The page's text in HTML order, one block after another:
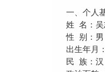
一、个人
姓 名：吴
性 别：男
出生年月
民 族：汉